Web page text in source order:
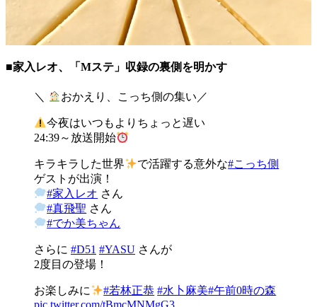
■家入レオ、「Mステ」収録の裏側を明かす
＼ おかえり、こっち側の集い／
今夜はいつもよりちょっと遅い
24:39～放送開始
キラキラした世界 で活躍する意外な#こっち側
ゲストが出演！
#家入レオ さん
#真飛聖 さん
#でか美ちゃん
さらに #D51 #YASU さんが
2度目の登場！
お楽しみに #若林正恭 #水卜麻美#午前0時の森